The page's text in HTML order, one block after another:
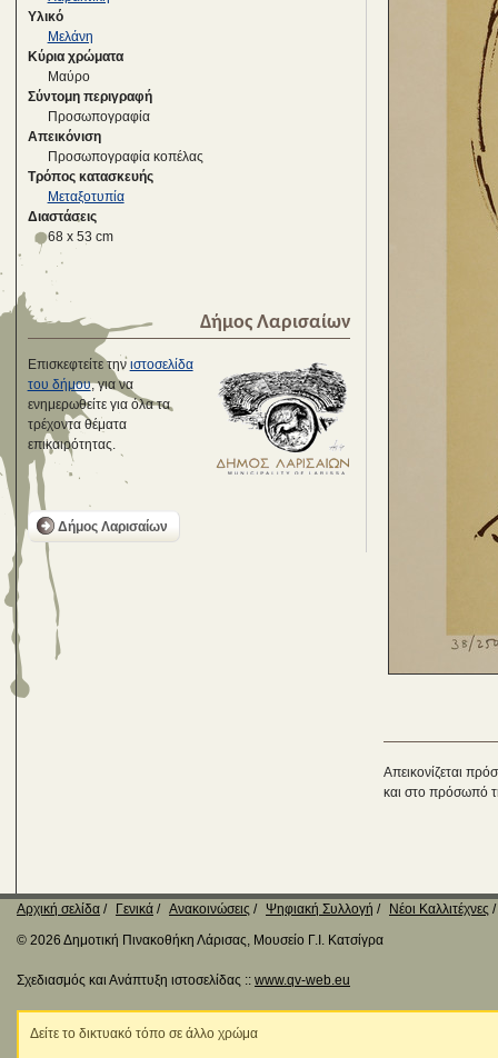
Υλικό
Μελάνη
Κύρια χρώματα
Μαύρο
Σύντομη περιγραφή
Προσωπογραφία
Απεικόνιση
Προσωπογραφία κοπέλας
Τρόπος κατασκευής
Μεταξοτυπία
Διαστάσεις
68 x 53 cm
Δήμος Λαρισαίων
Επισκεφτείτε την ιστοσελίδα
του δήμου, για να
ενημερωθείτε για όλα τα
τρέχοντα θέματα
επικαιρότητας.
Δήμος Λαρισαίων
Απεικονίζεται
και στο πρόσωπό
Αρχική σελίδα Γενικά Ανακοινώσεις Ψηφιακή Συλλογή
Νέοι Καλλιτέχνες
© 2026 Δημοτική Πινακοθήκη Λάρισας, Μουσείο Γ.Ι. Κατσίγρα
Σχεδιασμός και Ανάπτυξη ιστοσελίδας :: www.qv-web.eu
Δείτε το δικτυακό τόπο σε άλλο χρώμα